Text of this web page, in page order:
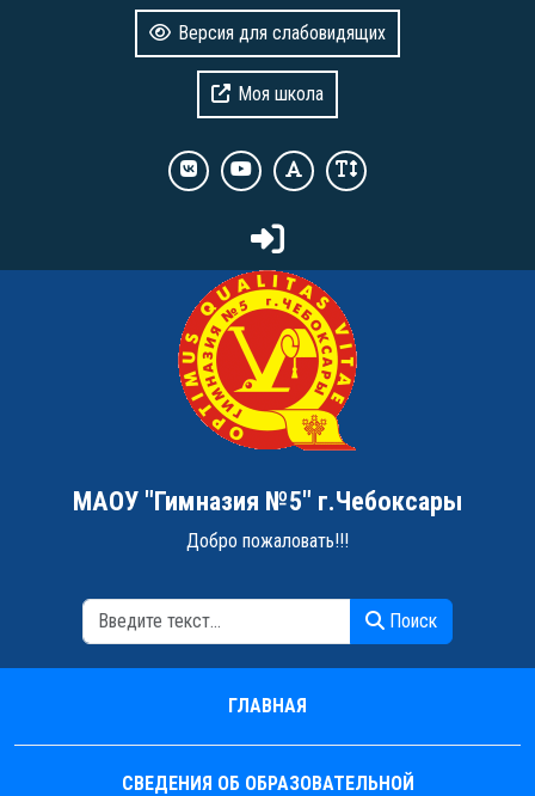
Версия для слабовидящих
Моя школа
МАОУ "Гимназия №5" г.Чебоксары
Добро пожаловать!!!
Поиск
ГЛАВНАЯ
СВЕДЕНИЯ ОБ ОБРАЗОВАТЕЛЬНОЙ